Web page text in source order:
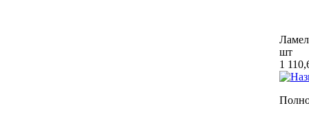
шт
1